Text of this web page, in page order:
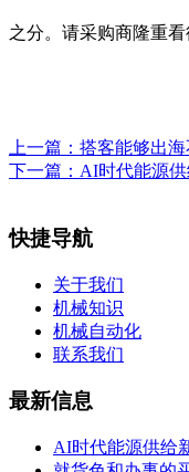
之分。请采购商隆重
上一篇： 搭客能够出
下一篇： AI时代能源
快捷导航
关于我们
机械知识
机械自动化
联系我们
最新信息
AI时代能源供给